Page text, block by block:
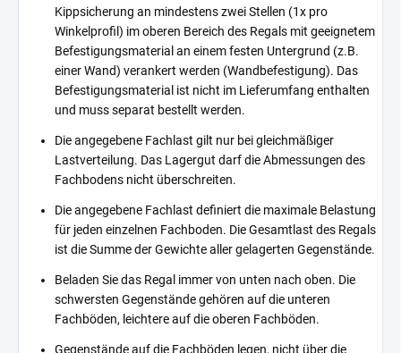
Kippsicherung an mindestens zwei Stellen (1x pro
Winkelprofil) im oberen Bereich des Regals mit geeignetem
Befestigungsmaterial an einem festen Untergrund (z.B.
einer Wand) verankert werden (Wandbefestigung). Das
Befestigungsmaterial ist nicht im Lieferumfang enthalten
und muss separat bestellt werden.
Die angegebene Fachlast gilt nur bei gleichmäßiger
Lastverteilung. Das Lagergut darf die Abmessungen des
Fachbodens nicht überschreiten.
Die angegebene Fachlast definiert die maximale Belastung
für jeden einzelnen Fachboden. Die Gesamtlast des Regals
ist die Summe der Gewichte aller gelagerten Gegenstände.
Beladen Sie das Regal immer von unten nach oben. Die
schwersten Gegenstände gehören auf die unteren
Fachböden, leichtere auf die oberen Fachböden.
Gegenstände auf die Fachböden legen, nicht über die